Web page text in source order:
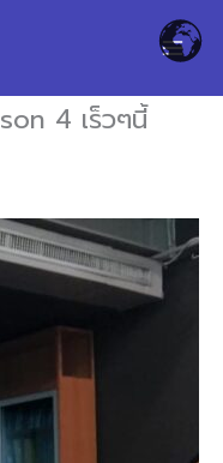
4 เร็วๆนี้